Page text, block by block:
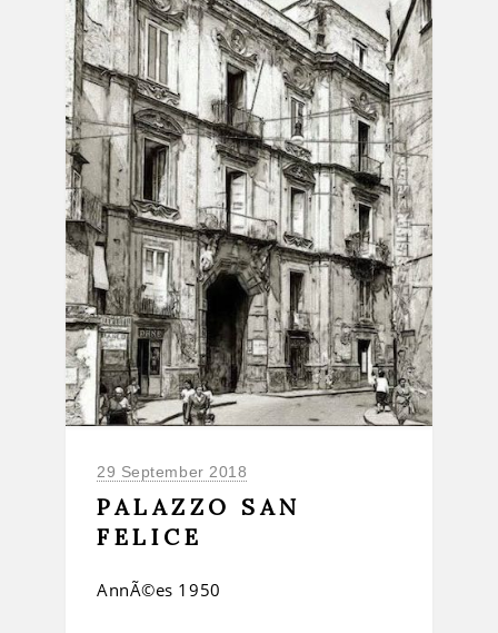
29 September 2018
PALAZZO SAN
FELICE
AnnÃ©es 1950